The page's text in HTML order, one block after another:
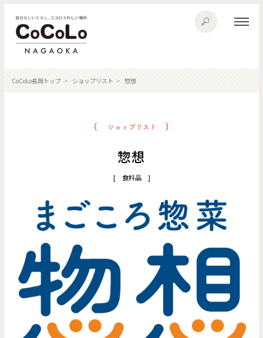
CoCoLo長岡トップ ショップリスト 惣想
惣想
[ 食料品 ]